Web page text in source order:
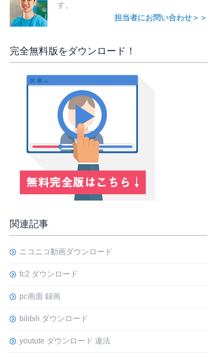
す。
担当者にお問い合わせ＞＞
完全無料版をダウンロード！
関連記事
ニコニコ動画ダウンロード
fc2 ダウンロード
pc画面 録画
bilibili ダウンロード
youtute ダウンロード 違法